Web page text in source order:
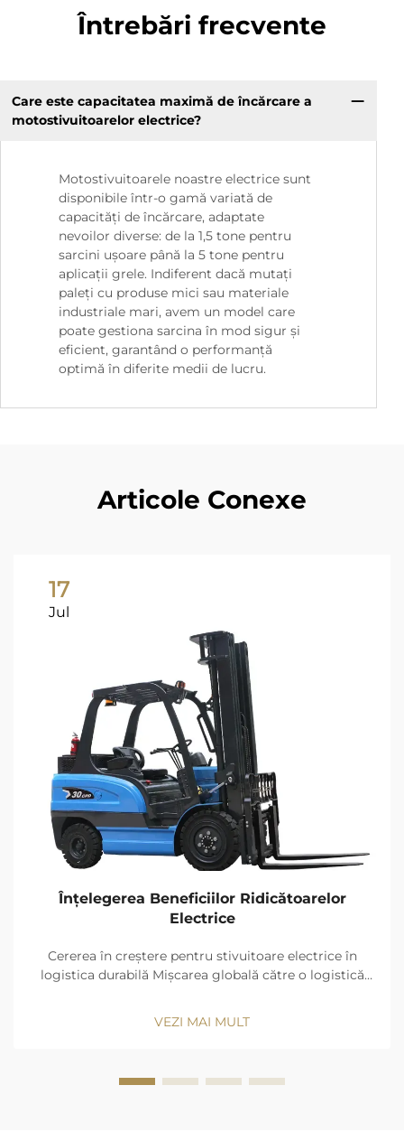
Întrebări frecvente
Care este capacitatea maximă de încărcare a
motostivuitoarelor electrice?
Motostivuitoarele noastre electrice sunt
disponibile într-o gamă variată de
capacități de încărcare, adaptate
nevoilor diverse: de la 1,5 tone pentru
sarcini ușoare până la 5 tone pentru
aplicații grele. Indiferent dacă mutați
paleți cu produse mici sau materiale
industriale mari, avem un model care
poate gestiona sarcina în mod sigur și
eficient, garantând o performanță
optimă în diferite medii de lucru.
Articole Conexe
17
Jul
Înțelegerea Beneficiilor Ridicătoarelor
Electrice
Cererea în creștere pentru stivuitoare electrice în
logistica durabilă Mișcarea globală către o logistică
Cercetarea de piață Fairfield (2024)
VEZI MAI MULT